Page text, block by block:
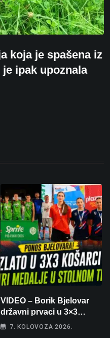
koja je spašena iz
ipak upoznala
VIDEO – Borik Bjelovar
državni prvaci u 3×3
košarci, Klara Končar je
7. KOLOVOZA 2026.